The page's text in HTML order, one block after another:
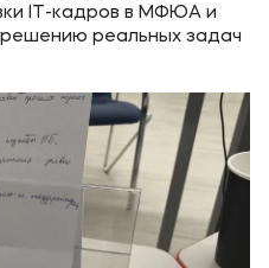
IT-кадров в МФЮА и
решению реальных задач